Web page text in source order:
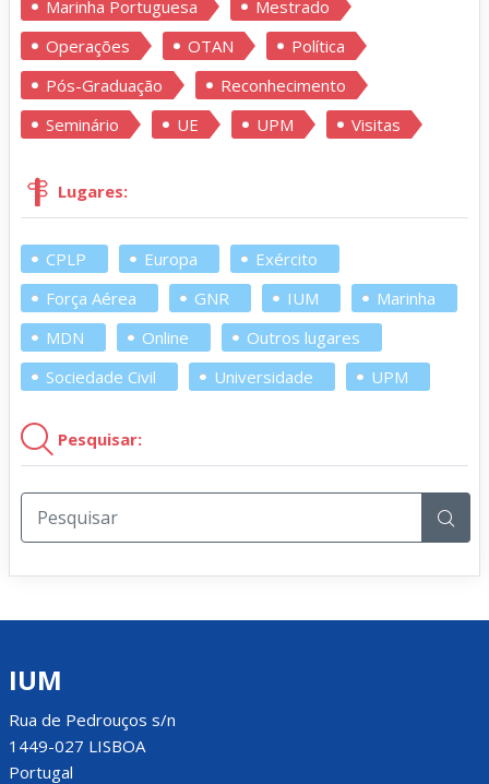
Marinha Portuguesa
Mestrado
Operações
OTAN
Política
Pós-Graduação
Reconhecimento
Seminário
UE UPM Visitas
Lugares:
CPLP Europa
Exército
Força Aérea
GNR IUM
Marinha
MDN
Online
Outros lugares
Sociedade Civil
Universidade UPM
Pesquisar:
IUM
Rua de Pedrouços s/n
1449-027 LISBOA
Portugal